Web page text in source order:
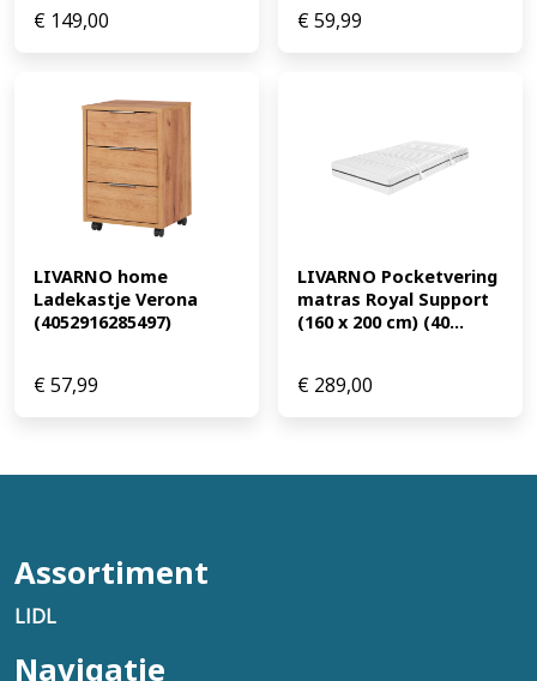
€ 149,00 €59,99
LIVARNO home
Ladekastje Verona
(4052916285497)
€57,99
LIVARNO Pocketvering
matras Royal Support
(160 x 200 cm) (40...
€ 289,00
Assortiment
LIDL
Navigatie